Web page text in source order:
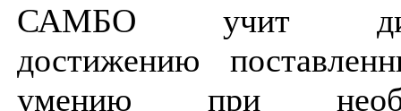
САМБО учит
достижению
умению при